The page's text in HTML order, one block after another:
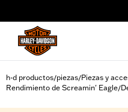
h-d productos/piezas/Piezas y
Rendimiento de Screamin' Eagle/